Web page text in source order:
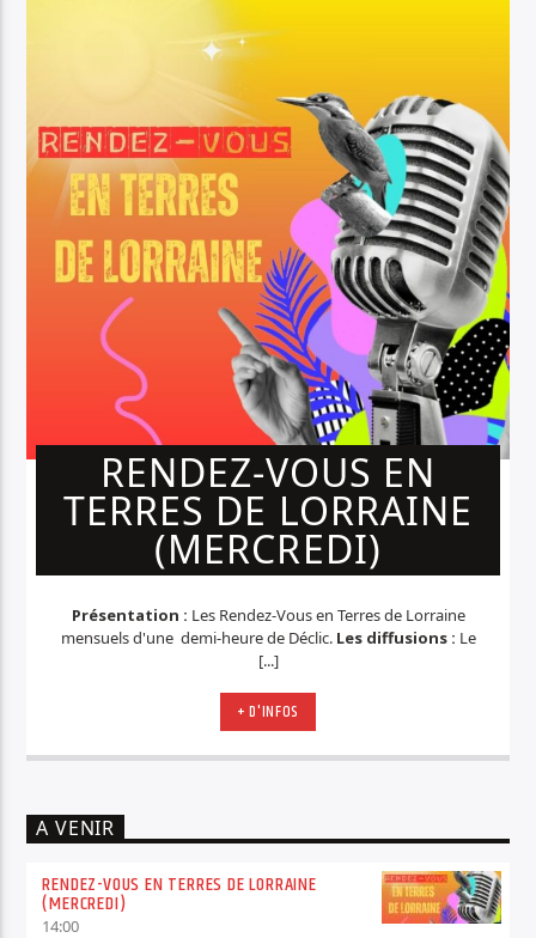
RENDEZ-VOUS EN
TERRES DE LORRAINE
(MERCREDI)
Présentation : Les Rendez-Vous en Terres de Lorraine
mensuels d'une demi-heure de Déclic. Les diffusions : Le
[...]
+ D'INFOS
A VENIR
RENDEZ-VOUS EN TERRES DE LORRAINE
(MERCREDI)
14:00